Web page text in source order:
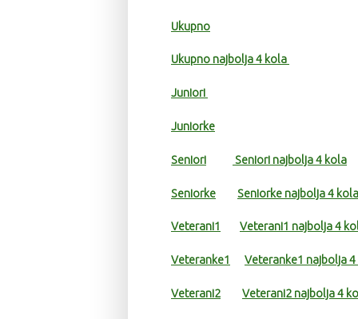
Ukupno
Ukupno najbolja 4 kola
Juniori
Juniorke
Seniori Seniori najbolja 4 kola
Seniorke Seniorke najbolja 4 kola
Veterani1 Veterani1 najbolja 4
Veteranke1 Veteranke1 najbolja
Veterani2 Veterani2 najbolja 4